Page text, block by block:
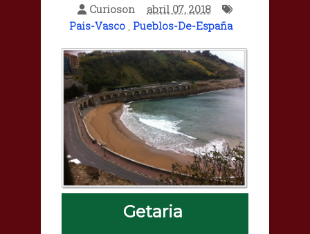
Curioson
abril 07, 2018
Pais-Vasco , Pueblos-De-España
Getaria